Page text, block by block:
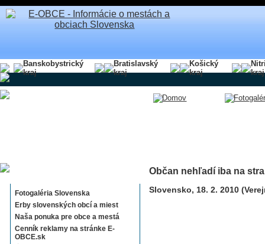
Banskobystrický
kraj
Bratislavský
kraj
Košický
kraj
kraj
Fotogaléria Slovenska
Erby slovenských obcí a miest
Naša ponuka pre obce a mestá
Cenník reklamy na stránke E-
OBCE.sk
Občan nehľadí iba na
Slovensko, 18. 2. 2010